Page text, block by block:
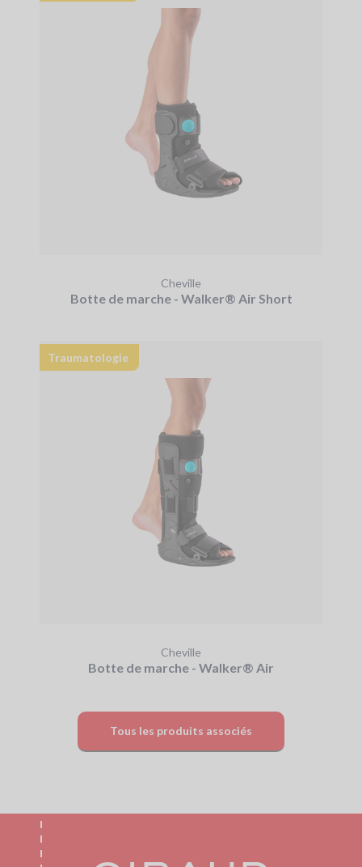
Cheville
Botte de marche - Walker® Air Short
Traumatologie
Cheville
Botte de marche - Walker® Air
Tous les produits associés